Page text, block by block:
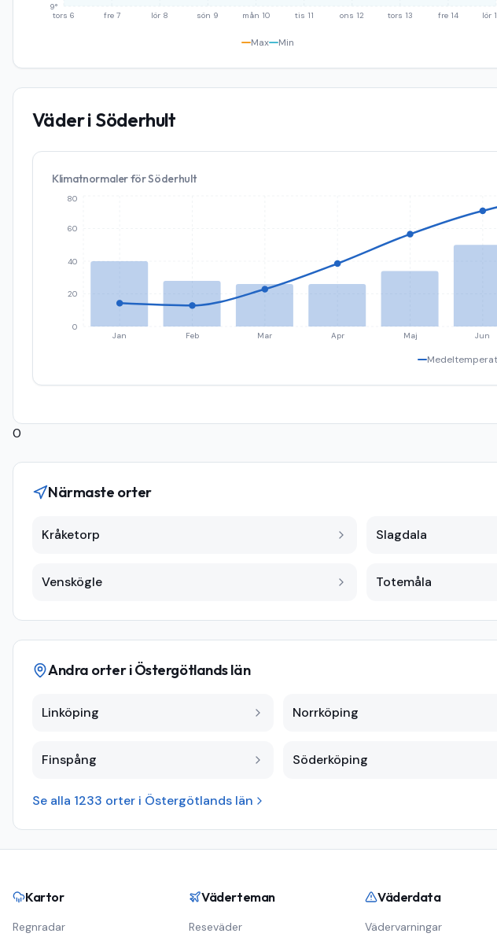
tors 6 fre 7 lör 8 sön 9 mån 10 tis 11 ons 12 tors 13 fre 14 lör
9°
Max Min
Väder i Söderhult
Klimatnormaler förSöderhult
Jan Feb Mar Apr Maj Jun
0
20
40
60
80
0
Närmaste orter
Kråketorp Slagdala
Venskögle Totemåla
Andra orter iÖstergötlands län
Linköping Norrköping
Finspång Söderköping
Se alla 1233 orter i Östergötlands län
Kartor
Regnradar
Väderteman
Reseväder
Väderdata
Vädervarningar